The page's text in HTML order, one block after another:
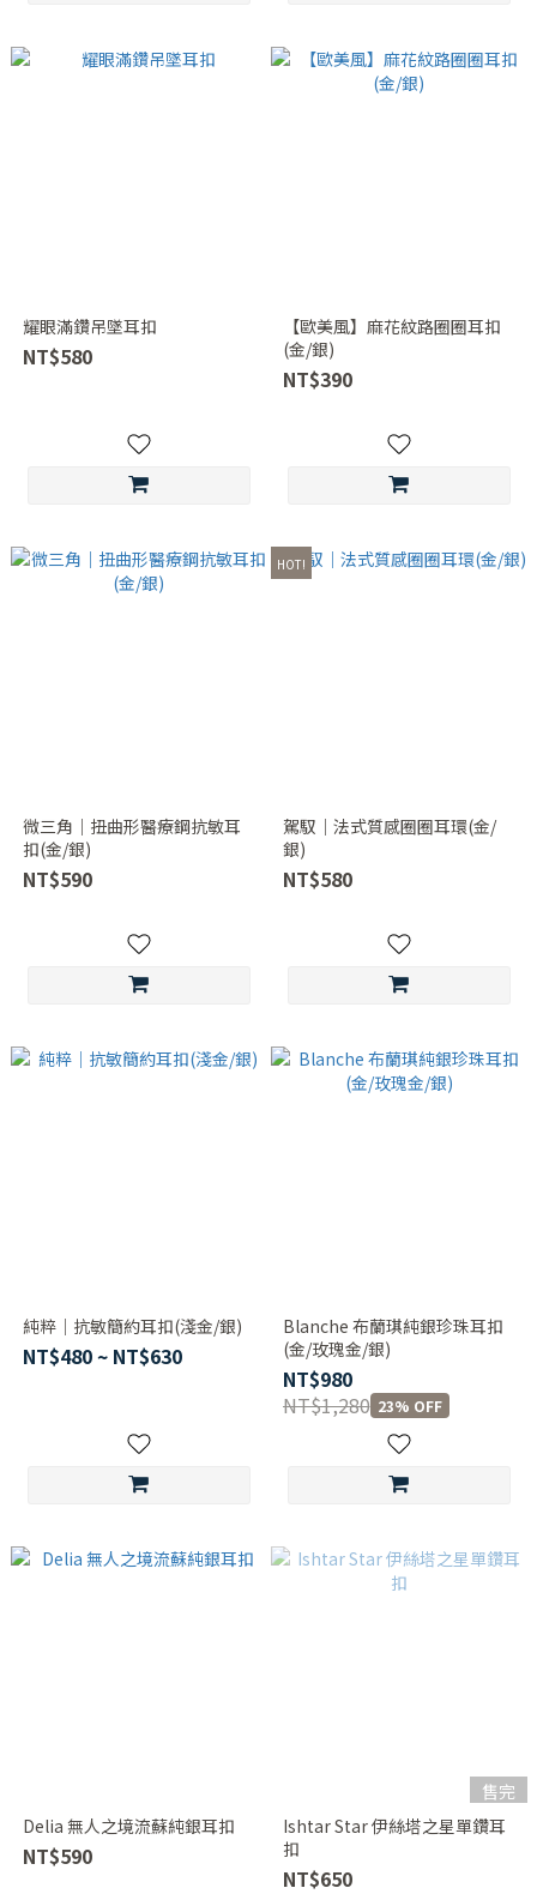
耀眼滿鑽吊墜耳扣
NT$580
【歐美風】麻花紋路圈圈耳扣
(金/銀)
NT$390
微三角｜扭曲形醫療鋼抗敏耳
扣(金/銀)
NT$590
HOT!
駕馭｜法式質感圈圈耳環(金/
銀)
NT$580
純粹｜抗敏簡約耳扣(淺金/銀)
NT$480 ~ NT$630
Blanche 布蘭琪純銀珍珠耳扣
(金/玫瑰金/銀)
NT$980
NT$1,280 23% OFF
Delia 無人之境流蘇純銀耳扣
NT$590
售完
Ishtar Star 伊絲塔之星單鑽耳
扣
NT$650